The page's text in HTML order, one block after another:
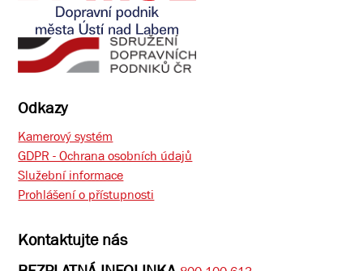
Odkazy
Kamerový systém
GDPR - Ochrana osobních údajů
Služební informace
Prohlášení o přístupnosti
Kontaktujte nás